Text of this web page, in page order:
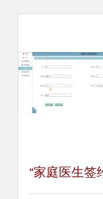
“家庭医生签